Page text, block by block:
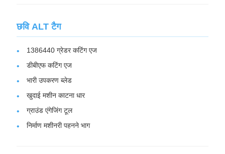
छवि ALT टैग
1386440 ग्रेडर कटिंग एज
डीबीएफ कटिंग एज
भारी उपकरण ब्लेड
खुदाई मशीन काटना धार
ग्राउंड एंगेजिंग टूल
निर्माण मशीनरी पहनने भाग